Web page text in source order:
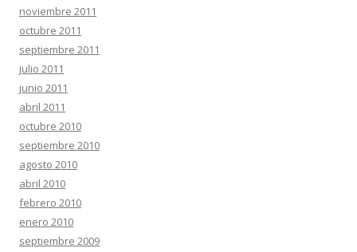
noviembre 2011
octubre 2011
septiembre 2011
julio 2011
junio 2011
abril 2011
octubre 2010
septiembre 2010
agosto 2010
abril 2010
febrero 2010
enero 2010
septiembre 2009